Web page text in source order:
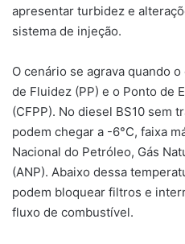
apresentar turbidez e
sistema de injeção.
O cenário se agrava quando
de Fluidez (PP) e o Ponto de
(CFPP). No diesel BS10 sem
podem chegar a -6°C, faixa
Nacional do Petróleo, Gás
(ANP). Abaixo dessa
podem bloquear filtros e
fluxo de combustível.